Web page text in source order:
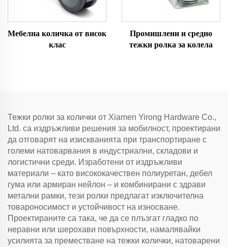
Мебелна количка от висок
клас
Промишлени и средно
тежки ролка за колела
Тежки ролки за колички от Xiamen Yirong Hardware Co.,
Ltd. са издръжливи решения за мобилност, проектирани
да отговарят на изискванията при транспортиране с
големи натоварвания в индустриални, складови и
логистични среди. Изработени от издръжливи
материали – като висококачествен полиуретан, дебел
гума или армиран нейлон – и комбинирани с здрави
метални рамки, тези ролки предлагат изключителна
товароносимост и устойчивост на износване.
Проектираните са така, че да се плъзгат гладко по
неравни или шерохави повърхности, намалявайки
усилията за преместване на тежки колички, натоварени